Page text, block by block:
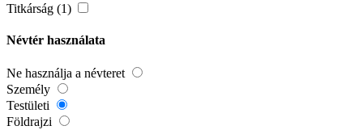
Titkárság (1)
Névtér használata
Ne használja a névteret
Személy
Testületi
Földrajzi